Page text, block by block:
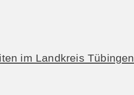
im Landkreis Tübingen